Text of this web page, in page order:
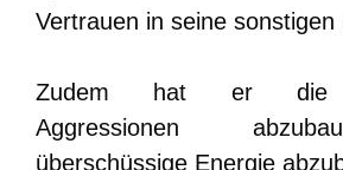
Vertrauen in seine sonstigen
Zudem hat er die
Aggressionen
überschüssige Energie